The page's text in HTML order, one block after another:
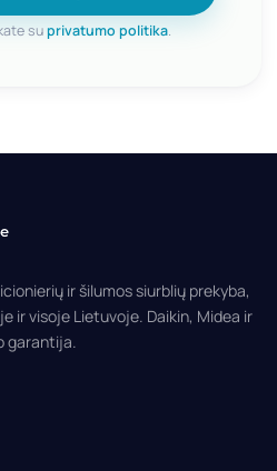
suprivatumo politika.
ir šilumos siurblių prekyba,
ir visoje Lietuvoje. Daikin, Midea ir
garantija.